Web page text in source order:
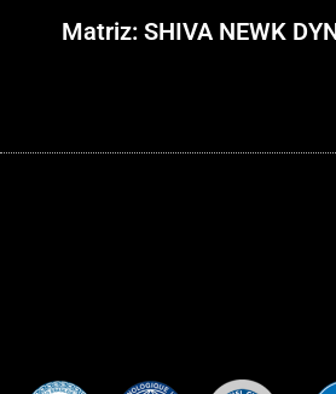
Matriz: SHIVA NEWK